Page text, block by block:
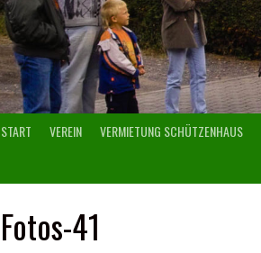
START VEREIN VERMIETUNG SCHÜTZENHAUS
Fotos-41